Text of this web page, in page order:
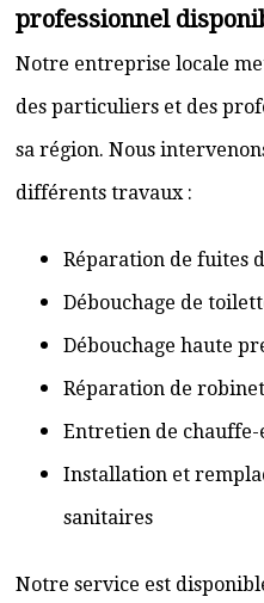
professionnel
Notre entreprise locale
des particuliers et des
sa région. Nous
différents travaux :
Réparation de fuites
Débouchage de
Débouchage haute
Réparation de
Entretien de chauffe-
Installation et
sanitaires
Notre service est